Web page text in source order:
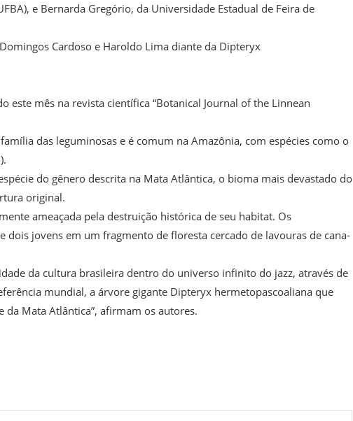
e Bernarda Gregório, da Universidade Estadual de Feira de
Cardoso e Haroldo Lima diante da Dipteryx
mês na revista científica “Botanical Journal of the Linnean
das leguminosas e é comum na Amazônia, com espécies como o
do gênero descrita na Mata Atlântica, o bioma mais devastado do
original.
ameaçada pela destruição histórica de seu habitat. Os
jovens em um fragmento de floresta cercado de lavouras de cana-
da cultura brasileira dentro do universo infinito do jazz, através de
mundial, a árvore gigante Dipteryx hermetopascoaliana que
Mata Atlântica”, afirmam os autores.